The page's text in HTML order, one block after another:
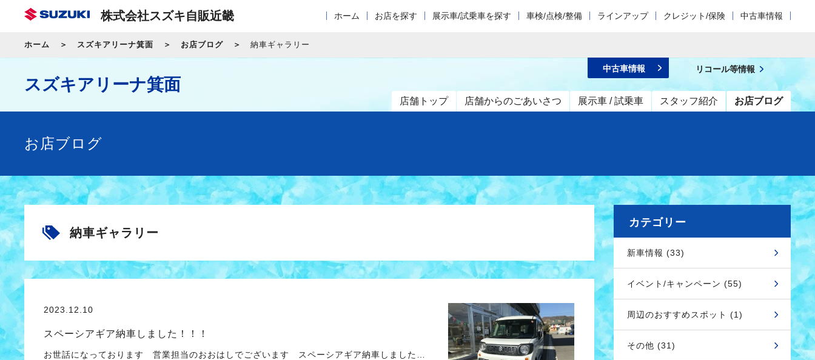
株式会社スズキ自販近畿 ホーム お店を探す 展示車/試乗車を探す 車検/点検/整備 ラインアップ クレジット/保険 中古車情報
ホーム スズキアリーナ箕面 お店ブログ 納車ギャラリー
スズキアリーナ箕面
店舗トップ 店舗からのごあいさつ 展示車 / 試乗車 スタッフ紹介 お店ブログ
中古車情報 リコール等情報
お店ブログ
納車ギャラリー
2023.12.10
スペーシアギア納車しました！！！
お世話になっております 営業担当のおおはしでございます スペーシアギア納車しました…
カテゴリー
新車情報 (33)
イベント/キャンペーン (55)
周辺のおすすめスポット (1)
その他 (31)